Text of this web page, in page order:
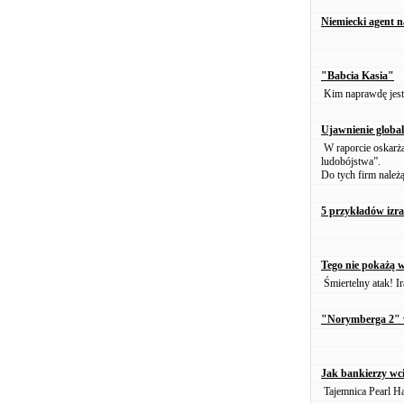
Niemiecki agent
"Babcia Kasia"
Kim naprawdę
Ujawnienie
W raporcie
ludobójstwa”.
Do tych firm
5 przykładów
Tego nie pokażą
Śmiertelny atak!
"Norymberga 2"
Jak bankierzy
Tajemnica Pearl